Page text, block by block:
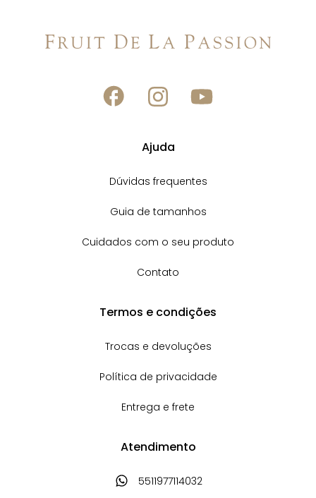
Ajuda
Dúvidas frequentes
Guia de tamanhos
Cuidados com o seu produto
Contato
Termos e condições
Trocas e devoluções
Política de privacidade
Entrega e frete
Atendimento
5511977114032